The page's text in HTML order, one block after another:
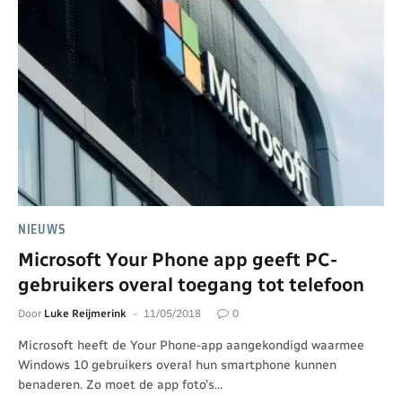
NIEUWS
Microsoft Your Phone app geeft PC-
gebruikers overal toegang tot telefoon
Door Luke Reijmerink 11/05/2018 0
Microsoft heeft de Your Phone-app aangekondigd waarmee
Windows 10 gebruikers overal hun smartphone kunnen
benaderen. Zo moet de app foto’s…